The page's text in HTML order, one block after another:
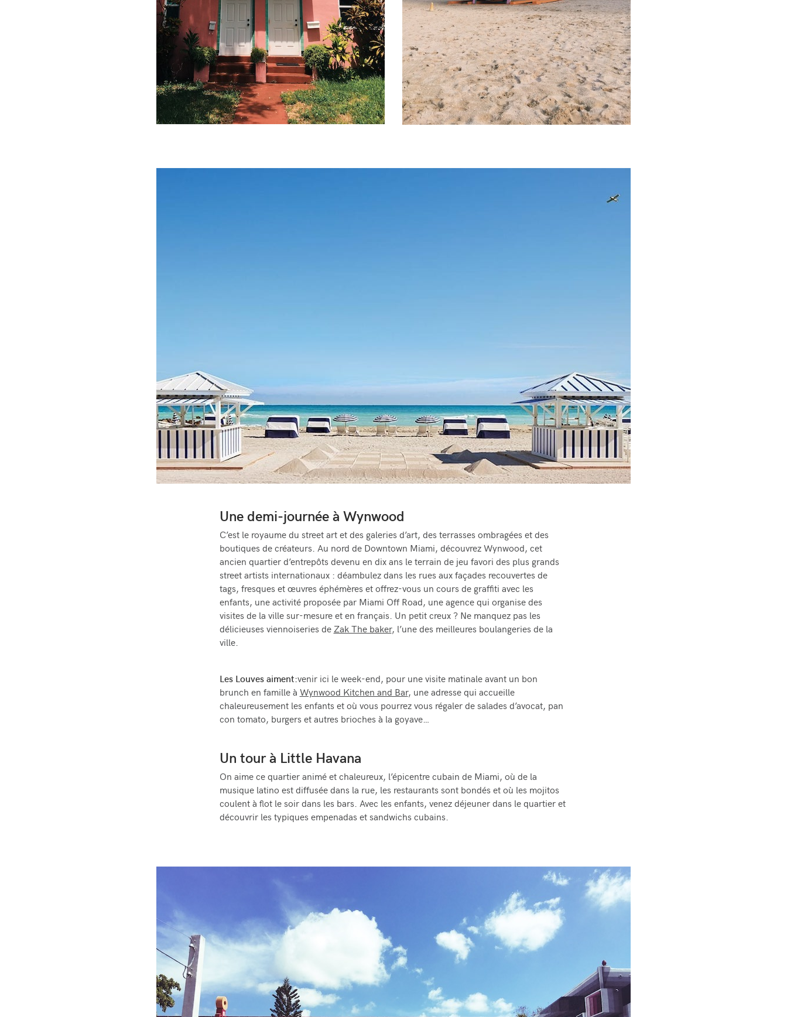
Une demi-journée à Wynwood
C’est le royaume du street art et des galeries d’art, des terrasses ombragées et des
boutiques de créateurs. Au nord de Downtown Miami, découvrez Wynwood, cet
ancien quartier d’entrepôts devenu en dix ans le terrain de jeu favori des plus grands
street artists internationaux : déambulez dans les rues aux façades recouvertes de
tags, fresques et œuvres éphémères et offrez-vous un cours de graffiti avec les
enfants, une activité proposée par Miami Off Road, une agence qui organise des
visites de la ville sur-mesure et en français. Un petit creux ? Ne manquez pas les
délicieuses viennoiseries deZak The baker, l’une des meilleures boulangeries de la
ville.
Les Louves aiment:venir ici le week-end, pour une visite matinale avant un bon
brunch en famille àWynwood Kitchen and Bar, une adresse qui accueille
chaleureusement les enfants et où vous pourrez vous régaler de salades d’avocat, pan
con tomato, burgers et autres brioches à la goyave…
Un tour à Little Havana
On aime ce quartier animé et chaleureux, l’épicentre cubain de Miami, où de la
musique latino est diffusée dans la rue, les restaurants sont bondés et où les mojitos
coulent à flot le soir dans les bars. Avec les enfants, venez déjeuner dans le quartier et
découvrir les typiques empenadas et sandwichs cubains.